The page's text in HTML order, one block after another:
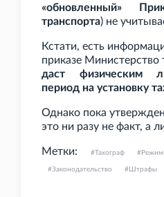
«обновленный»
транспорта) не
Кстати, есть
приказе Министерство
даст физическим
период на установку
Однако пока
это ни разу не факт, а
Метки: Тахограф Режим
Законодательство Штрафы